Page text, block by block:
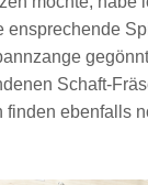
ensprechende
Schaft-
finden ebenfalls